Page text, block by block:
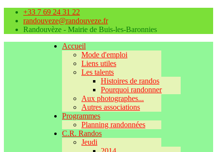
+33 7 69 24 31 22
randouveze@randouveze.fr
Randouvèze - Mairie de Buis-les-Baronnies
Accueil
Mode d'emploi
Liens utiles
Les talents
Histoires de randos
Pourquoi randonner
Aux photographes...
Autres associations
Programmes
Planning randonnées
C.R. Randos
Jeudi